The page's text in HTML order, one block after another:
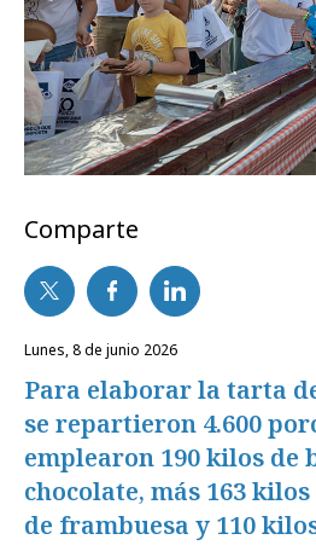
Comparte
lunes, 8 de junio 2026
Para elaborar la tarta
se repartieron 4.600
emplearon 190 kilos de
chocolate, más 163
de frambuesa y 110